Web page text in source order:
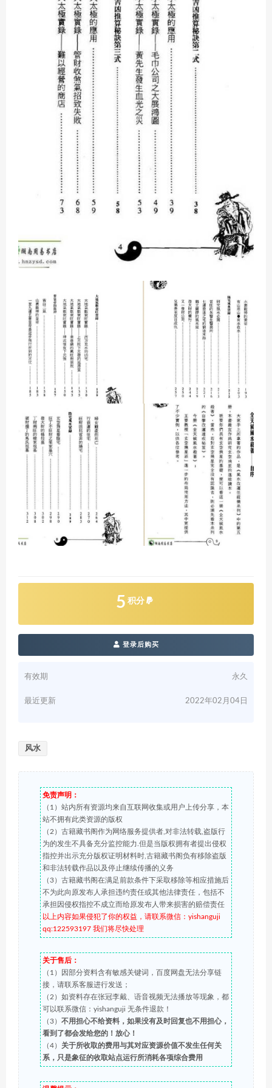
5 积分
登录后购买
有效期 永久
最近更新 2022年02月04日
风水
免责声明：
（1）站内所有资源均来自互联网收集或用户上传分享，本
站不拥有此类资源的版权
（2）古籍藏书阁作为网络服务提供者,对非法转载,盗版行
为的发生不具备充分监控能力.但是当版权拥有者提出侵权
指控并出示充分版权证明材料时,古籍藏书阁负有移除盗版
和非法转载作品以及停止继续传播的义务
（3）古籍藏书阁在满足前款条件下采取移除等相应措施后
不为此向原发布人承担违约责任或其他法律责任，包括不
承担因侵权指控不成立而给原发布人带来损害的赔偿责任
以上内容如果侵犯了你的权益，请联系微信：yishanguji
qq:122593197 我们将尽快处理
关于售后：
（1）因部分资料含有敏感关键词，百度网盘无法分享链
接，请联系客服进行发送；
（2）如资料存在张冠李戴、语音视频无法播放等现象，都
可以联系微信：yishanguji 无条件退款！
（3） 不用担心不给资料，如果没有及时回复也不用担心，
看到了都会发给您的！放心！
（4） 关于所收取的费用与其对应资源价值不发生任何关
系，只是象征的收取站点运行所消耗各项综合费用